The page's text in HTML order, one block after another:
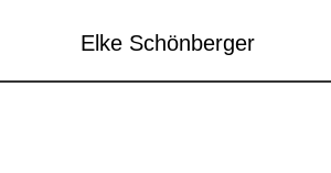
Elke Schönberger